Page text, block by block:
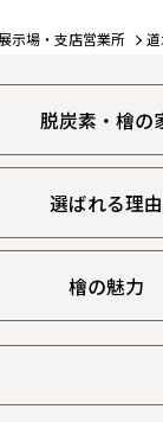
示場・支店営業所
脱炭素・檜の
選ばれる理由
檜の魅力